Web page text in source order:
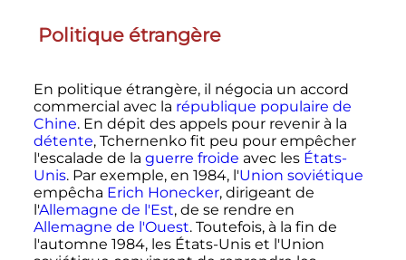
Politique étrangère
En politique étrangère, il négocia un accord
commercial avec la république populaire de
Chine. En dépit des appels pour revenir à la
détente, Tchernenko fit peu pour empêcher
l'escalade de la guerre froide avec les États-
Unis. Par exemple, en 1984, l'Union soviétique
empêcha Erich Honecker, dirigeant de
l'Allemagne de l'Est, de se rendre en
Allemagne de l'Ouest. Toutefois, à la fin de
l'automne 1984, les États-Unis et l'Union